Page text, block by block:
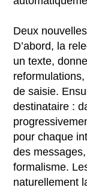
Deux
D’abord, la
un texte,
de saisie.
destinataire :
pour chaque
des
formalisme.
naturellement